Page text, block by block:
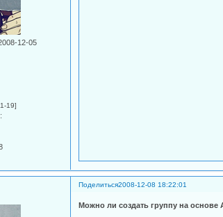
12-05
19]
Поделиться2008-12-08 18:22:01
Можно ли создать группу на